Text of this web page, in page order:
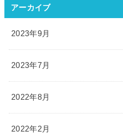
アーカイブ
2023年9月
2023年7月
2022年8月
2022年2月